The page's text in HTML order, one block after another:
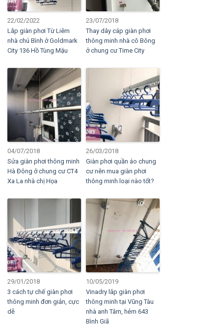
22/02/2022
Lắp giàn phơi Từ Liêm
nhà chú Bình ở Goldmark
City 136 Hồ Tùng Mậu
23/07/2018
Thay dây cáp giàn phơi
thông minh nhà cô Bông
ở chung cư Time City
04/07/2018
Sửa giàn phơi thông minh
Hà Đông ở chung cư CT4
Xa La nhà chị Họa
26/03/2018
Giàn phơi quần áo chung
cư nên mua giàn phơi
thông minh loại nào tốt?
29/01/2018
3 cách tự chế giàn phơi
thông minh đơn giản, cực
dễ
10/05/2019
Vinadry lắp giàn phơi
thông minh tại Vũng Tàu
nhà anh Tâm, hẻm 643
Bình Giã